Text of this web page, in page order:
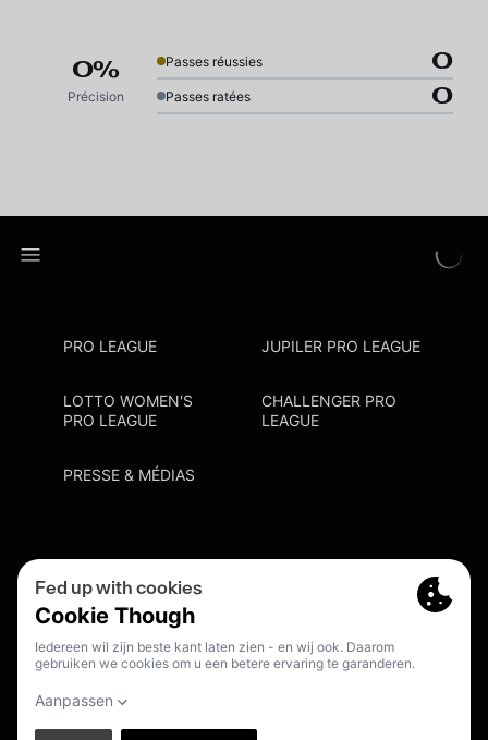
0%
Précision
Passes réussies 0
Passes ratées 0
PRO LEAGUE JUPILER PRO LEAGUE
LOTTO WOMEN'S
PRO LEAGUE
CHALLENGER PRO
LEAGUE
PRESSE & MÉDIAS
Cookie Policy
Point De Contact Discrimination